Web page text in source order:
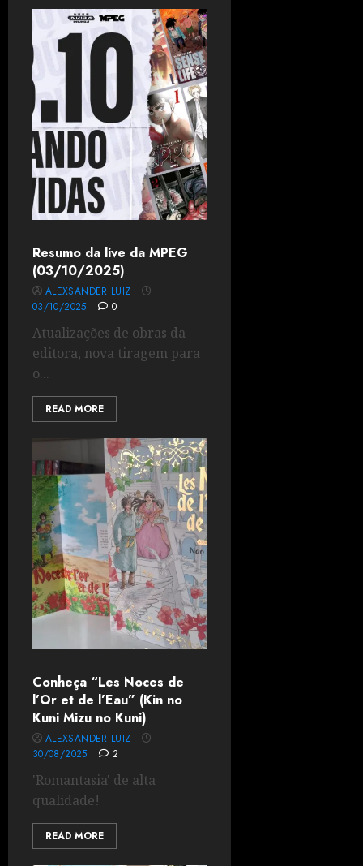
Resumo da live da MPEG
(03/10/2025)
ALEXSANDER LUIZ
03/10/2025
0
Atualizações de obras da
editora, nova tiragem para
o...
READ MORE
Conheça “Les Noces de
l’Or et de l’Eau” (Kin no
Kuni Mizu no Kuni)
ALEXSANDER LUIZ
30/08/2025
2
'Romantasia' de alta
qualidade!
READ MORE